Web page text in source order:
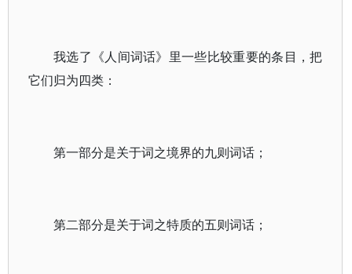
我选了《人间词话》里一些比较重要的条目，把
它们归为四类：
第一部分是关于词之境界的九则词话；
第二部分是关于词之特质的五则词话；